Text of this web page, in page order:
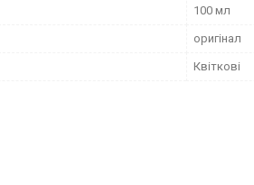
100 мл
оригінал
Квіткові